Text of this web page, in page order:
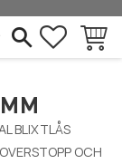
BLIXTLÅS
OCH